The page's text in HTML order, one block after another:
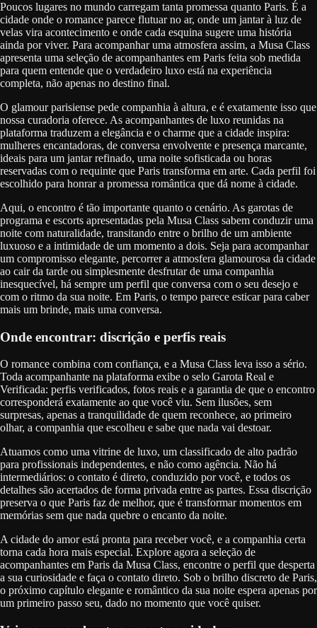
Poucos lugares no mundo carregam tanta promessa quanto Paris. É a
cidade onde o romance parece flutuar no ar, onde um jantar à luz de
velas vira acontecimento e onde cada esquina sugere uma história
ainda por viver. Para acompanhar uma atmosfera assim, a Musa Class
apresenta uma seleção de acompanhantes em Paris feita sob medida
para quem entende que o verdadeiro luxo está na experiência
completa, não apenas no destino final.
O glamour parisiense pede companhia à altura, e é exatamente isso que
nossa curadoria oferece. As acompanhantes de luxo reunidas na
plataforma traduzem a elegância e o charme que a cidade inspira:
mulheres encantadoras, de conversa envolvente e presença marcante,
ideais para um jantar refinado, uma noite sofisticada ou horas
reservadas com o requinte que Paris transforma em arte. Cada perfil foi
escolhido para honrar a promessa romântica que dá nome à cidade.
Aqui, o encontro é tão importante quanto o cenário. As garotas de
programa e escorts apresentadas pela Musa Class sabem conduzir uma
noite com naturalidade, transitando entre o brilho de um ambiente
luxuoso e a intimidade de um momento a dois. Seja para acompanhar
um compromisso elegante, percorrer a atmosfera glamourosa da cidade
ao cair da tarde ou simplesmente desfrutar de uma companhia
inesquecível, há sempre um perfil que conversa com o seu desejo e
com o ritmo da sua noite. Em Paris, o tempo parece esticar para caber
mais um brinde, mais uma conversa.
Onde encontrar: discrição e perfis reais
O romance combina com confiança, e a Musa Class leva isso a sério.
Toda acompanhante na plataforma exibe o selo Garota Real e
Verificada: perfis verificados, fotos reais e a garantia de que o encontro
corresponderá exatamente ao que você viu. Sem ilusões, sem
surpresas, apenas a tranquilidade de quem reconhece, ao primeiro
olhar, a companhia que escolheu e sabe que nada vai destoar.
Atuamos como uma vitrine de luxo, um classificado de alto padrão
para profissionais independentes, e não como agência. Não há
intermediários: o contato é direto, conduzido por você, e todos os
detalhes são acertados de forma privada entre as partes. Essa discrição
preserva o que Paris faz de melhor, que é transformar momentos em
memórias sem que nada quebre o encanto da noite.
A cidade do amor está pronta para receber você, e a companhia certa
torna cada hora mais especial. Explore agora a seleção de
acompanhantes em Paris da Musa Class, encontre o perfil que desperta
a sua curiosidade e faça o contato direto. Sob o brilho discreto de Paris,
o próximo capítulo elegante e romântico da sua noite espera apenas por
um primeiro passo seu, dado no momento que você quiser.